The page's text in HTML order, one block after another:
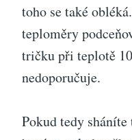
toho se také
teploměry
tričku při teplotě
nedoporučuje.
Pokud tedy